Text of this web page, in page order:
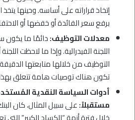
إتخاذ قراراته على أساسه. وحينها يتخذ
برفع سعر الفائدة أو خفضها أو
معدلات التوظيف:دائمًا ما
اللجنة الفيدرالية. وإذا ما لاحظت
التوظيف من خلالها متابعتها الدقيقة
تكون هناك توصيات هامة تتعلق
أدوات السياسة النقدية
مستقبلاً:على سبيل المثال، كان